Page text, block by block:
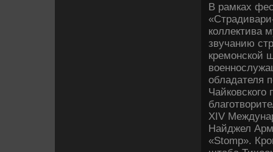
В рамках
коллектива
звучанию
кремонской
обладателя
XIV
Найджел
«Stomp».